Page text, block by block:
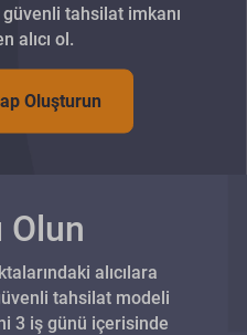
güvenli tahsilat imkanı
alıcı ol.
Oluşturun
Olun
alıcılara
tahsilat modeli
3 iş günü içerisinde